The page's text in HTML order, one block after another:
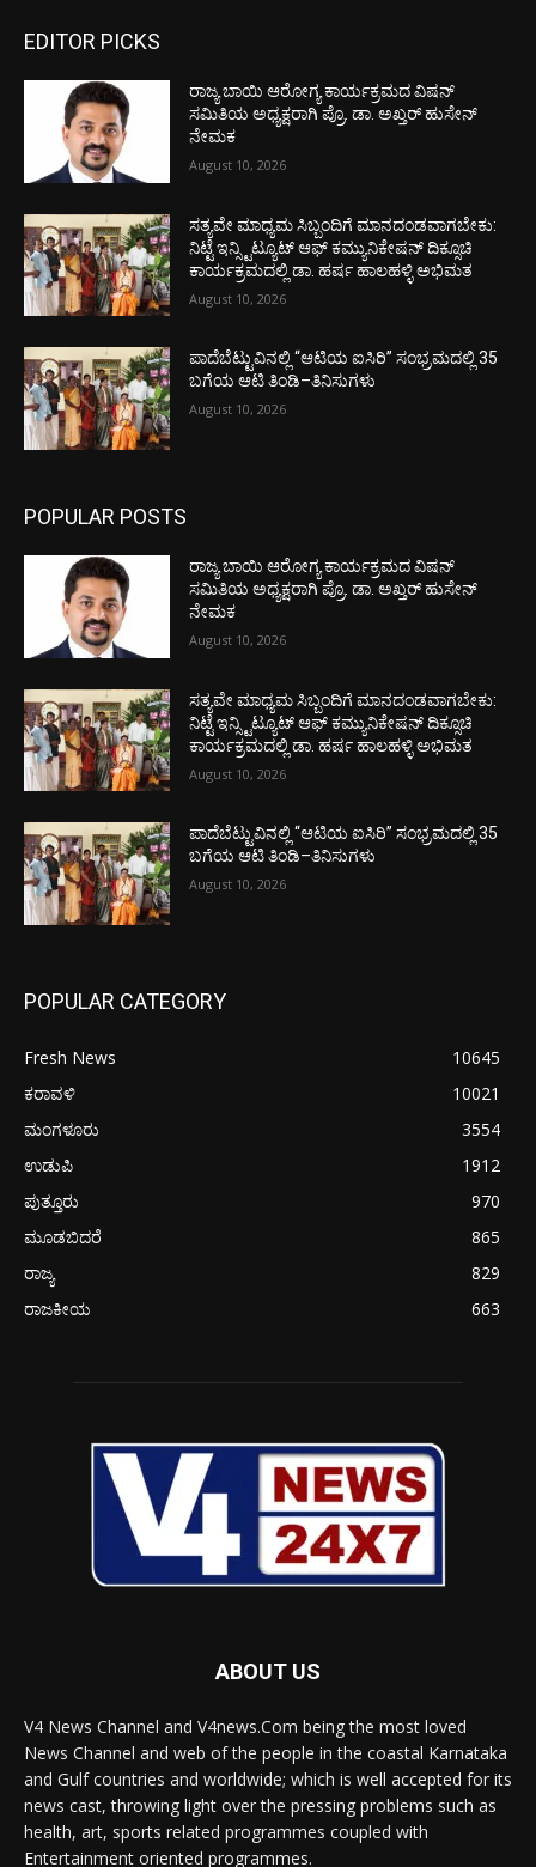
EDITOR PICKS
ರಾಜ್ಯ ಬಾಯಿ ಆರೋಗ್ಯ ಕಾರ್ಯಕ್ರಮದ ವಿಷನ್
ಸಮಿತಿಯ ಅಧ್ಯಕ್ಷರಾಗಿ ಪ್ರೊ. ಡಾ. ಅಖ್ತರ್ ಹುಸೇನ್
ನೇಮಕ
August 10, 2026
ಸತ್ಯವೇ ಮಾಧ್ಯಮ ಸಿಬ್ಬಂದಿಗೆ ಮಾನದಂಡವಾಗಬೇಕು:
ನಿಟ್ಟೆ ಇನ್ಸ್ಟಿಟ್ಯೂಟ್ ಆಫ್ ಕಮ್ಯುನಿಕೇಷನ್ ದಿಕ್ಸೂಚಿ
ಕಾರ್ಯಕ್ರಮದಲ್ಲಿ ಡಾ. ಹರ್ಷ ಹಾಲಹಳ್ಳಿ ಅಭಿಮತ
August 10, 2026
ಪಾದೆಬೆಟ್ಟುವಿನಲ್ಲಿ “ಆಟಿಯ ಐಸಿರಿ’’ ಸಂಭ್ರಮದಲ್ಲಿ 35
ಬಗೆಯ ಆಟಿ ತಿಂಡಿ–ತಿನಿಸುಗಳು
August 10, 2026
POPULAR POSTS
ರಾಜ್ಯ ಬಾಯಿ ಆರೋಗ್ಯ ಕಾರ್ಯಕ್ರಮದ ವಿಷನ್
ಸಮಿತಿಯ ಅಧ್ಯಕ್ಷರಾಗಿ ಪ್ರೊ. ಡಾ. ಅಖ್ತರ್ ಹುಸೇನ್
ನೇಮಕ
August 10, 2026
ಸತ್ಯವೇ ಮಾಧ್ಯಮ ಸಿಬ್ಬಂದಿಗೆ ಮಾನದಂಡವಾಗಬೇಕು:
ನಿಟ್ಟೆ ಇನ್ಸ್ಟಿಟ್ಯೂಟ್ ಆಫ್ ಕಮ್ಯುನಿಕೇಷನ್ ದಿಕ್ಸೂಚಿ
ಕಾರ್ಯಕ್ರಮದಲ್ಲಿ ಡಾ. ಹರ್ಷ ಹಾಲಹಳ್ಳಿ ಅಭಿಮತ
August 10, 2026
ಪಾದೆಬೆಟ್ಟುವಿನಲ್ಲಿ “ಆಟಿಯ ಐಸಿರಿ’’ ಸಂಭ್ರಮದಲ್ಲಿ 35
ಬಗೆಯ ಆಟಿ ತಿಂಡಿ–ತಿನಿಸುಗಳು
August 10, 2026
POPULAR CATEGORY
Fresh News
10645
ಕರಾವಳಿ
10021
ಮಂಗಳೂರು
3554
ಉಡುಪಿ
1912
ಪುತ್ತೂರು
970
ಮೂಡಬಿದರೆ
865
ರಾಜ್ಯ
829
ರಾಜಕೀಯ
663
ABOUT US
V4 News Channel and V4news.Com being the most loved
News Channel and web of the people in the coastal Karnataka
and Gulf countries and worldwide; which is well accepted for its
news cast, throwing light over the pressing problems such as
health, art, sports related programmes coupled with
Entertainment oriented programmes.